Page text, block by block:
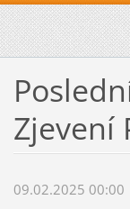
Zjevení
09.02.2025 00:00